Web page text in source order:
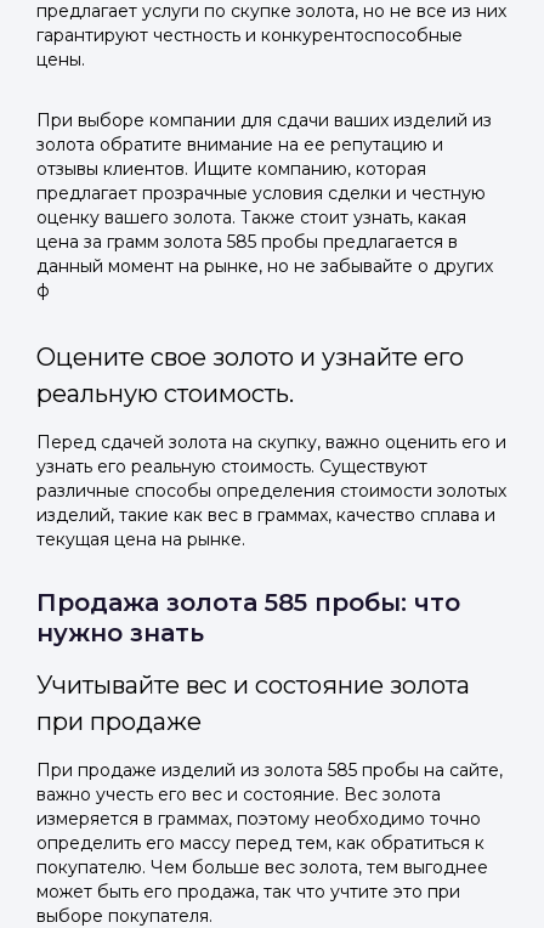
предлагает услуги по скупке золота, но не все из них
гарантируют честность и конкурентоспособные
цены.
При выборе компании для сдачи ваших изделий из
золота обратите внимание на ее репутацию и
отзывы клиентов. Ищите компанию, которая
предлагает прозрачные условия сделки и честную
оценку вашего золота. Также стоит узнать, какая
цена за грамм золота 585 пробы предлагается в
данный момент на рынке, но не забывайте о других
ф
Оцените свое золото и узнайте его
реальную стоимость.
Перед сдачей золота на скупку, важно оценить его и
узнать его реальную стоимость. Существуют
различные способы определения стоимости золотых
изделий, такие как вес в граммах, качество сплава и
текущая цена на рынке.
Продажа золота 585 пробы: что
нужно знать
Учитывайте вес и состояние золота
при продаже
При продаже изделий из золота 585 пробы на сайте,
важно учесть его вес и состояние. Вес золота
измеряется в граммах, поэтому необходимо точно
определить его массу перед тем, как обратиться к
покупателю. Чем больше вес золота, тем выгоднее
может быть его продажа, так что учтите это при
выборе покупателя.